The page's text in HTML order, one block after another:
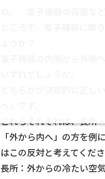
これらそれぞれは、長所
「外から内へ」の方を例
はこの反対と考えてくださ
長所：外からの冷たい空